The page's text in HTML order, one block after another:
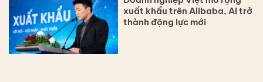
xuất khẩu trên Alibaba, AI trở
thành động lực mới